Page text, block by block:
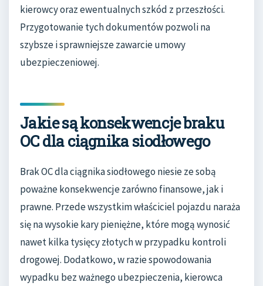
kierowcy oraz ewentualnych szkód z przeszłości.
Przygotowanie tych dokumentów pozwoli na
szybsze i sprawniejsze zawarcie umowy
ubezpieczeniowej.
Jakie są konsekwencje braku
OC dla ciągnika siodłowego
Brak OC dla ciągnika siodłowego niesie ze sobą
poważne konsekwencje zarówno finansowe, jak i
prawne. Przede wszystkim właściciel pojazdu naraża
się na wysokie kary pieniężne, które mogą wynosić
nawet kilka tysięcy złotych w przypadku kontroli
drogowej. Dodatkowo, w razie spowodowania
wypadku bez ważnego ubezpieczenia, kierowca